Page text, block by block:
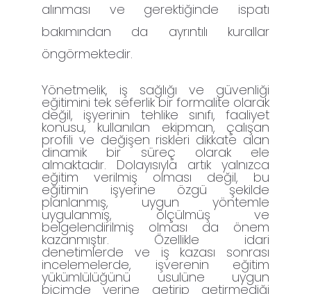
alınması ve gerektiğinde ispatı
bakımından da ayrıntılı kurallar
öngörmektedir.
Yönetmelik, iş sağlığı ve güvenliği
eğitimini tek seferlik bir formalite olarak
değil, işyerinin tehlike sınıfı, faaliyet
konusu, kullanılan ekipman, çalışan
profili ve değişen riskleri dikkate alan
dinamik bir süreç olarak ele
almaktadır. Dolayısıyla artık yalnızca
eğitim verilmiş olması değil, bu
eğitimin işyerine özgü şekilde
planlanmış, uygun yöntemle
uygulanmış, ölçülmüş ve
belgelendirilmiş olması da önem
kazanmıştır. Özellikle idari
denetimlerde ve iş kazası sonrası
incelemelerde, işverenin eğitim
yükümlülüğünü usulüne uygun
biçimde yerine getirip getirmediği